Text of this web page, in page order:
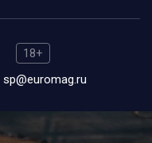
18+
sp@euromag.ru